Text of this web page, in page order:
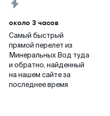
около 3 часов
Самый быстрый
прямой перелет из
Минеральных Вод туда
и обратно, найденный
на нашем сайте за
последнее время